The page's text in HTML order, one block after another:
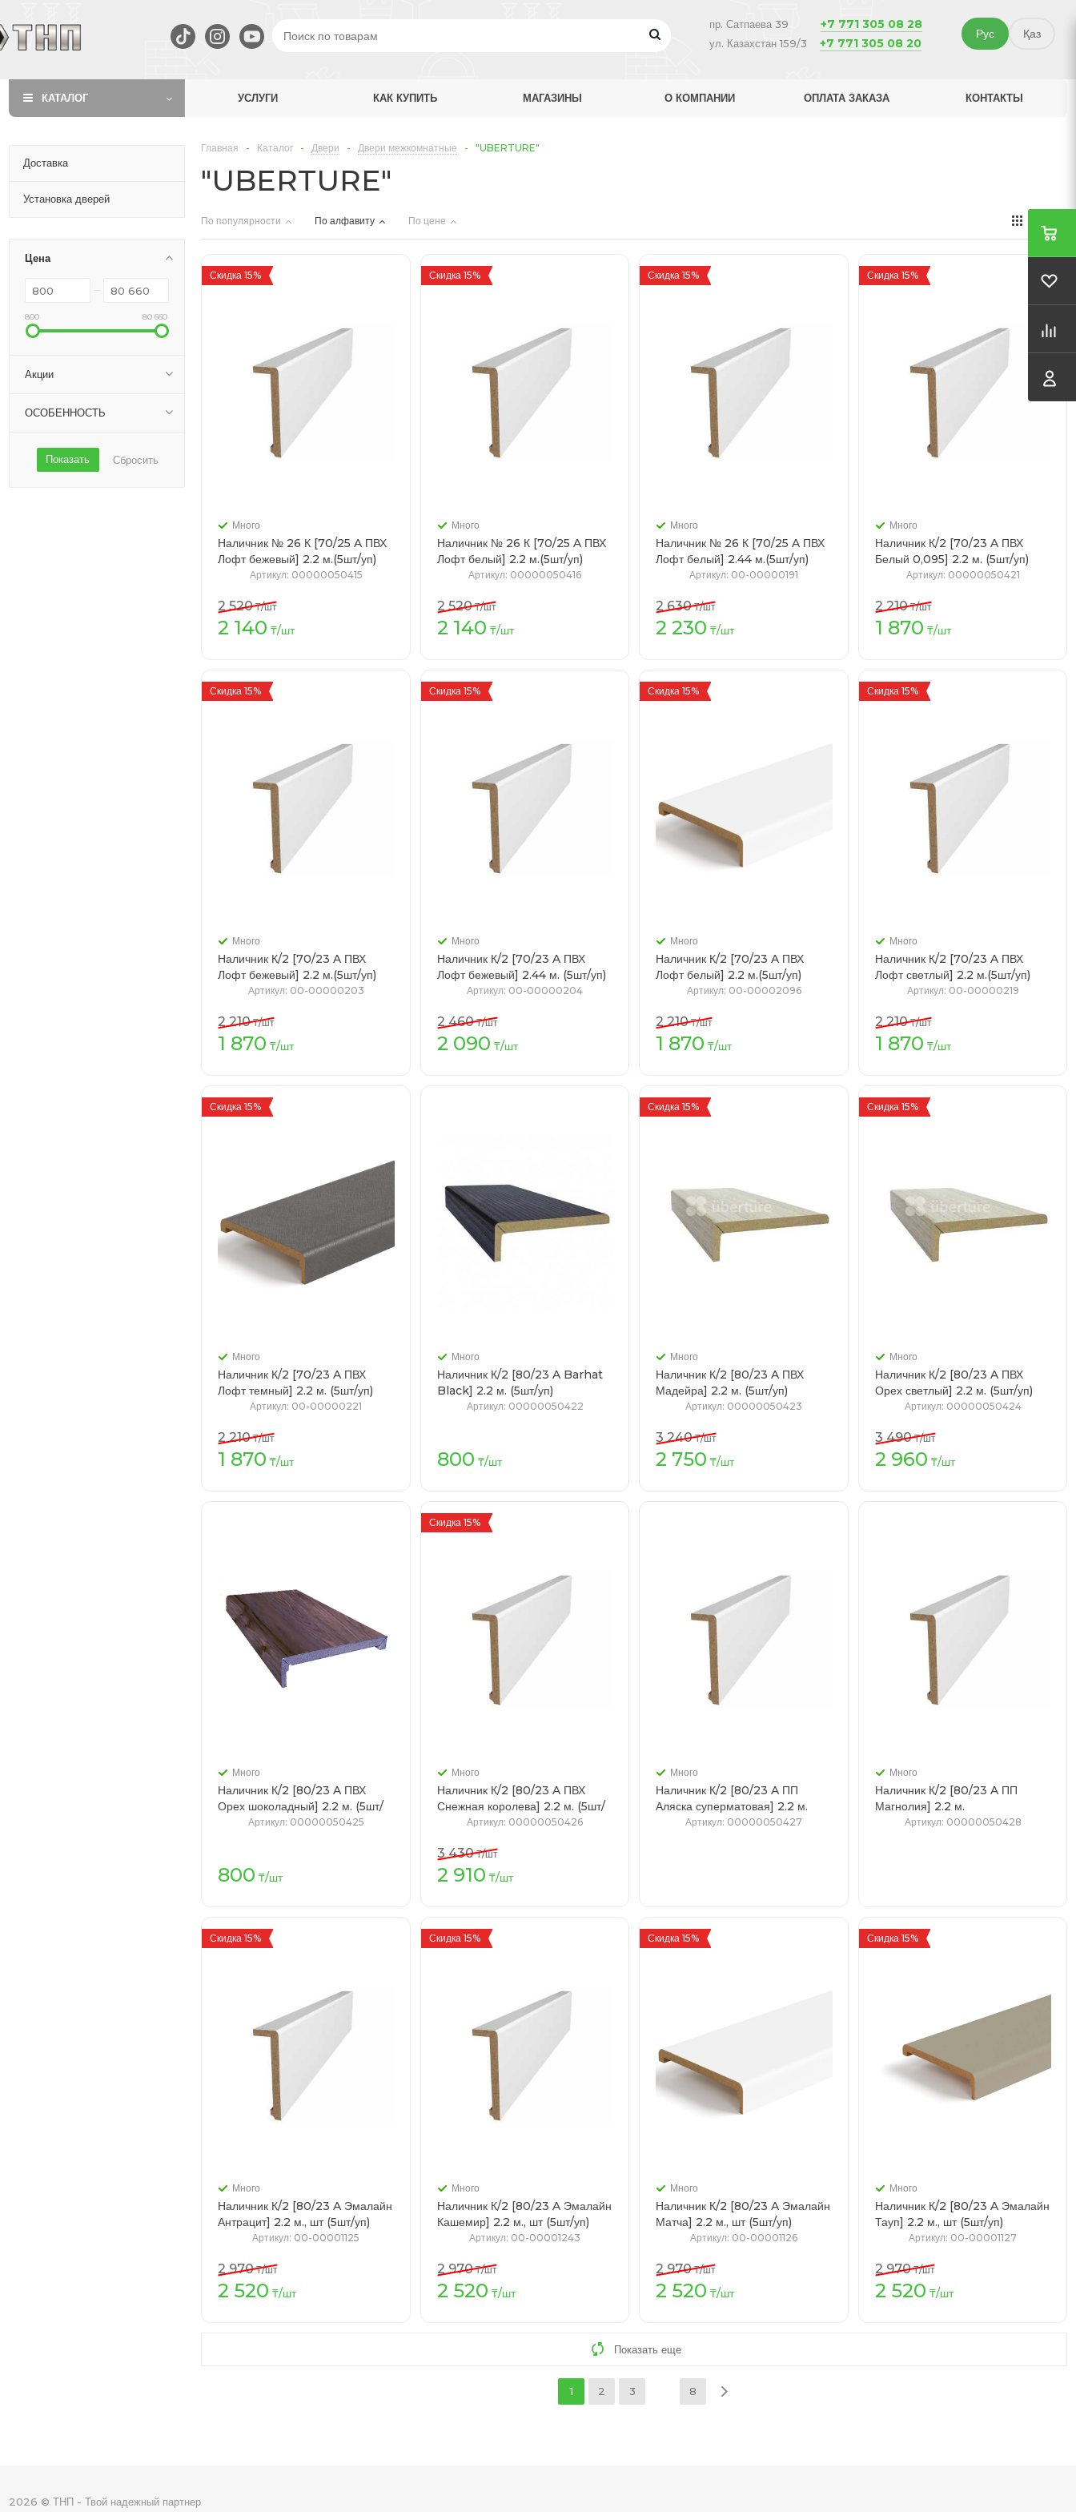
пр. Сатпаева 39 +7 771 305 08 28
ул. Казахстан 159/3 +7 771 305 08 20
Рус Қаз
КАТАЛОГ УСЛУГИ КАК КУПИТЬ МАГАЗИНЫ О КОМПАНИИ ОПЛАТА ЗАКАЗА КОНТАКТЫ
Доставка
Установка дверей
Цена
800 80 660
Акции
ОСОБЕННОСТЬ
Показать Сбросить
Главная - Каталог - Двери - Двери межкомнатные - "UBERTURE"
"UBERTURE"
По популярности По алфавиту По цене
Скидка 15%
Наличник № 26 К [70/25 A ПВХ
Лофт бежевый] 2.2 м.(5шт/уп)
Много
Артикул: 00000050415
2 140 ₸/шт
2 520₸/шт
Скидка 15%
Наличник № 26 К [70/25 A ПВХ
Лофт белый] 2.2 м.(5шт/уп)
Много
Артикул: 00000050416
2 140 ₸/шт
2 520₸/шт
Скидка 15%
Наличник № 26 К [70/25 A ПВХ
Лофт белый] 2.44 м.(5шт/уп)
Много
Артикул: 00-00000191
2 230 ₸/шт
2 630₸/шт
Скидка 15%
Наличник К/2 [70/23 A ПВХ
Белый 0,095] 2.2 м. (5шт/уп)
Много
Артикул: 00000050421
1 870 ₸/шт
2 210₸/шт
Скидка 15%
Наличник К/2 [70/23 A ПВХ
Лофт бежевый] 2.2 м.(5шт/уп)
Много
Артикул: 00-00000203
1 870 ₸/шт
2 210₸/шт
Скидка 15%
Наличник К/2 [70/23 A ПВХ
Лофт бежевый] 2.44 м. (5шт/уп)
Много
Артикул: 00-00000204
2 090 ₸/шт
2 460₸/шт
Скидка 15%
Наличник К/2 [70/23 A ПВХ
Лофт белый] 2.2 м.(5шт/уп)
Много
Артикул: 00-00002096
1 870 ₸/шт
2 210₸/шт
Скидка 15%
Наличник К/2 [70/23 A ПВХ
Лофт светлый] 2.2 м.(5шт/уп)
Много
Артикул: 00-00000219
1 870 ₸/шт
2 210₸/шт
Скидка 15%
Наличник К/2 [70/23 A ПВХ
Лофт темный] 2.2 м. (5шт/уп)
Много
Артикул: 00-00000221
1 870 ₸/шт
2 210₸/шт
Наличник К/2 [80/23 A Barhat
Black] 2.2 м. (5шт/уп)
Много
Артикул: 00000050422
800 ₸/шт
Скидка 15%
Наличник К/2 [80/23 A ПВХ
Мадейра] 2.2 м. (5шт/уп)
Много
Артикул: 00000050423
2 750 ₸/шт
3 240₸/шт
Скидка 15%
Наличник К/2 [80/23 A ПВХ
Орех светлый] 2.2 м. (5шт/уп)
Много
Артикул: 00000050424
2 960 ₸/шт
3 490₸/шт
Наличник К/2 [80/23 A ПВХ
Орех шоколадный] 2.2 м. (5шт/
Много
Артикул: 00000050425
800 ₸/шт
Скидка 15%
Наличник К/2 [80/23 A ПВХ
Снежная королева] 2.2 м. (5шт/
Много
Артикул: 00000050426
2 910 ₸/шт
3 430₸/шт
Наличник К/2 [80/23 A ПП
Аляска суперматовая] 2.2 м.
Много
Артикул: 00000050427
Наличник К/2 [80/23 A ПП
Магнолия] 2.2 м.
Много
Артикул: 00000050428
Скидка 15%
Наличник К/2 [80/23 A Эмалайн
Антрацит] 2.2 м., шт (5шт/уп)
Много
Артикул: 00-00001125
2 520 ₸/шт
2 970₸/шт
Скидка 15%
Наличник К/2 [80/23 A Эмалайн
Кашемир] 2.2 м., шт (5шт/уп)
Много
Артикул: 00-00001243
2 520 ₸/шт
2 970₸/шт
Скидка 15%
Наличник К/2 [80/23 A Эмалайн
Матча] 2.2 м., шт (5шт/уп)
Много
Артикул: 00-00001126
2 520 ₸/шт
2 970₸/шт
Скидка 15%
Наличник К/2 [80/23 A Эмалайн
Тауп] 2.2 м., шт (5шт/уп)
Много
Артикул: 00-00001127
2 520 ₸/шт
2 970₸/шт
Показать еще
1 2 3 8
2026 © ТНП - Твой надежный партнер